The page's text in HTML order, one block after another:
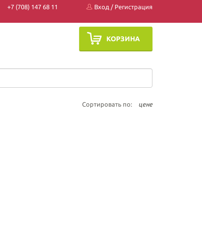
+7 (708) 147 68 11 Вход / Регистрация
КОРЗИНА
Сортировать по: цене